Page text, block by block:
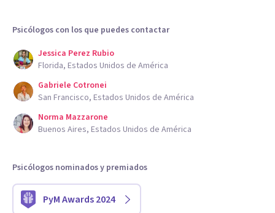
Psicólogos con los que puedes contactar
Jessica Perez Rubio
Florida, Estados Unidos de América
Gabriele Cotronei
San Francisco, Estados Unidos de América
Norma Mazzarone
Buenos Aires, Estados Unidos de América
Psicólogos nominados y premiados
PyM Awards 2024